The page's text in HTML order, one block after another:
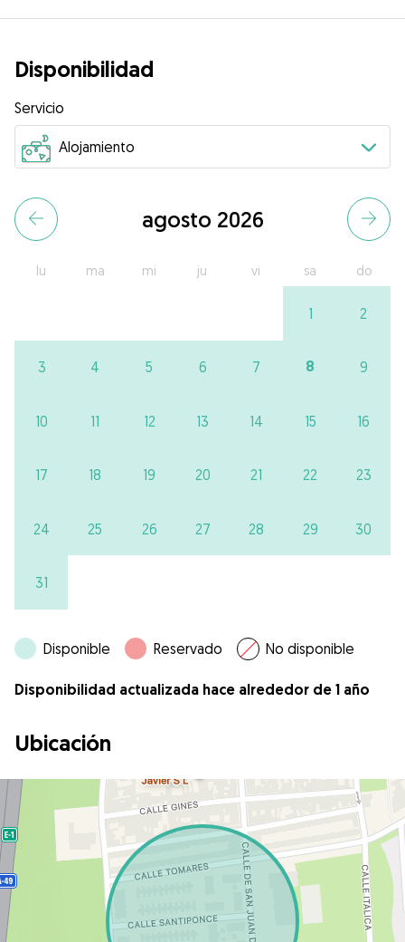
Disponibilidad
Servicio
agosto 2026
lu ma mi ju vi sa do
1 2
3 4 5 6 7 8 9
10 11 12 13 14 15 16
17 18 19 20 21 22 23
24 25 26 27 28 29 30
31
Disponible Reservado No disponible
Disponibilidad actualizada hace alrededor de 1 año
Ubicación